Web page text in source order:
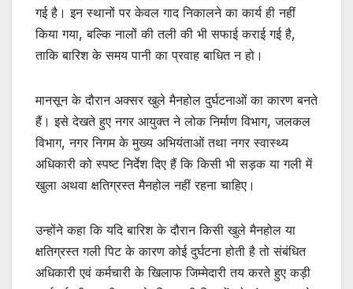
गई है। इन स्थानों पर केवल गाद निकालने का कार्य ही नहीं
किया गया, बल्कि नालों की तली की भी सफाई कराई गई है,
ताकि बारिश के समय पानी का प्रवाह बाधित न हो।
मानसून के दौरान अक्सर खुले मैनहोल दुर्घटनाओं का कारण बनते
हैं। इसे देखते हुए नगर आयुक्त ने लोक निर्माण विभाग, जलकल
विभाग, नगर निगम के मुख्य अभियंताओं तथा नगर स्वास्थ्य
अधिकारी को स्पष्ट निर्देश दिए हैं कि किसी भी सड़क या गली में
खुला अथवा क्षतिग्रस्त मैनहोल नहीं रहना चाहिए।
उन्होंने कहा कि यदि बारिश के दौरान किसी खुले मैनहोल या
क्षतिग्रस्त गली पिट के कारण कोई दुर्घटना होती है तो संबंधित
अधिकारी एवं कर्मचारी के खिलाफ जिम्मेदारी तय करते हुए कड़ी